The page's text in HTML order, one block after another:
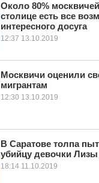
Около 80%
столице есть все
интересного досуга
12:37 13.10.2019
Москвичи оценили
мигрантам
12:30 13.10.2019
В Саратове толпа
убийцу девочки
18:14 11.10.2019